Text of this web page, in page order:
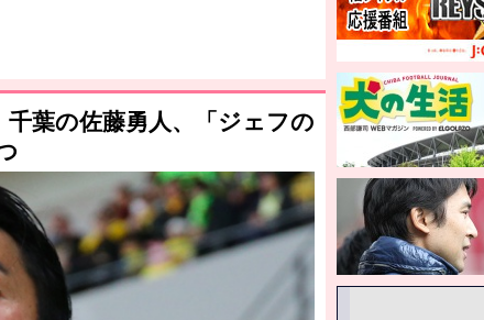
を守る ～エネルギー危機時代の猛暑対策～」に登壇
千葉の佐藤勇人、「ジェフの